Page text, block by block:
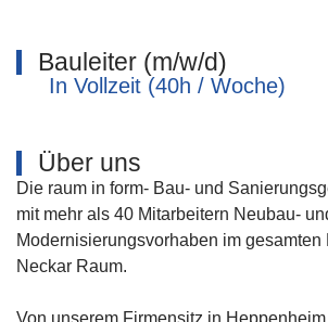
Bauleiter (m/w/d)
In Vollzeit (40h / Woche)
Über uns
Die raum in form- Bau- und
mit mehr als 40 Mitarbeitern Neubau-
Modernisierungsvorhaben im gesamten
Neckar Raum.
Von unserem Firmensitz in